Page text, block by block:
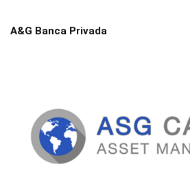
A&G Banca Privada